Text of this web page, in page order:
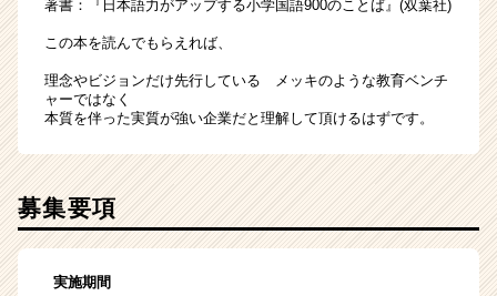
著書：『日本語力がアップする小学国語900のことば』(双葉社)
この本を読んでもらえれば、
理念やビジョンだけ先行している メッキのような教育ベンチ
ャーではなく
本質を伴った実質が強い企業だと理解して頂けるはずです。
募集要項
実施期間